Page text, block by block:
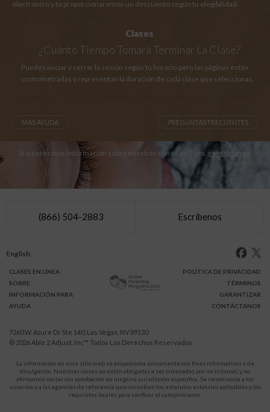
electrónico y te proporcionaremos un descuento según tu elegibilidad.
Clases
¿Cuánto Tiempo Tomará Terminar La Clase?
Puedes iniciar y cerrar la sesión según tu horario pero las páginas están
cronometradas y representan la duración de cada clase que seleccionas.
MÁS AYUDA PREGUNTAS FRECUENTES
Si quieres más información sobre nuestras clases en línea, contáctanos
(866) 504-2883 Escríbenos
English
CLASES EN LÍNEA
SOBRE
INFORMACIÓN PARA
AYUDA
POLÍTICA DE PRIVACIDAD
TÉRMINOS
GARANTIZAR
CONTÁCTANOS
7260 W. Azure Dr Ste 140, Las Vegas, NV 89130
© 2026 Able 2 Adjust, Inc™ Todos Los Derechos Reservados
La información en este sitio web se proporciona únicamente con fines informativos y de
divulgación. Nuestras clases no están obligadas a ser ordenadas por un tribunal, y no
afirmamos contar con aprobación en ninguna jurisdicción específica. Se recomienda a los
usuarios y a las agencias de referencia que consulten los estatutos estatales aplicables y los
requisitos locales para verificar el cumplimiento.